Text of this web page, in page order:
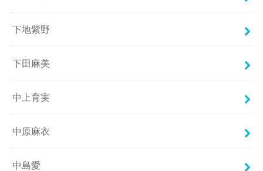
下地紫野
下田麻美
中上育実
中原麻衣
中島愛